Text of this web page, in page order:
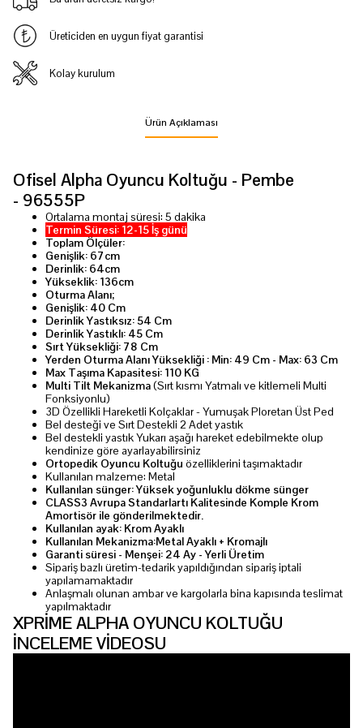
Üreticiden en uygun fiyat garantisi
Kolay kurulum
Ürün Açıklaması
Ofisel Alpha Oyuncu Koltuğu - Pembe
- 96555P
Ortalama montaj süresi: 5 dakika
Termin Süresi: 12-15 İş günü
Toplam Ölçüler:
Genişlik: 67cm
Derinlik: 64cm
Yükseklik: 136cm
Oturma Alanı;
Genişlik: 40 Cm
Derinlik Yastıksız: 54 Cm
Derinlik Yastıklı: 45 Cm
Sırt Yüksekliği: 78 Cm
Yerden Oturma Alanı Yüksekliği : Min: 49 Cm - Max: 63 Cm
Max Taşıma Kapasitesi: 110 KG
Multi Tilt Mekanizma(Sırt kısmı Yatmalı ve kitlemeli Multi
Fonksiyonlu)
3D Özellikli Hareketli Kolçaklar - Yumuşak Ploretan Üst Ped
Bel desteği ve Sırt Destekli 2 Adet yastık
Bel destekli yastık Yukarı aşağı hareket edebilmekte olup
kendinize göre ayarlayabilirsiniz
Ortopedik Oyuncu Koltuğu özelliklerini taşımaktadır
Kullanılan malzeme: Metal
Kullanılan sünger: Yüksek yoğunluklu dökme sünger
CLASS3 Avrupa Standarlartı Kalitesinde Komple Krom
Amortisör ile gönderilmektedir.
Kullanılan ayak: Krom Ayaklı
Kullanılan Mekanizma:Metal Ayaklı + Kromajlı
Garanti süresi - Menşei: 24 Ay - Yerli Üretim
Sipariş bazlı üretim-tedarik yapıldığından sipariş iptali
yapılamamaktadır
Anlaşmalı olunan ambar ve kargolarla bina kapısında teslimat
yapılmaktadır
XPRİME ALPHA OYUNCU KOLTUĞU
İNCELEME VİDEOSU